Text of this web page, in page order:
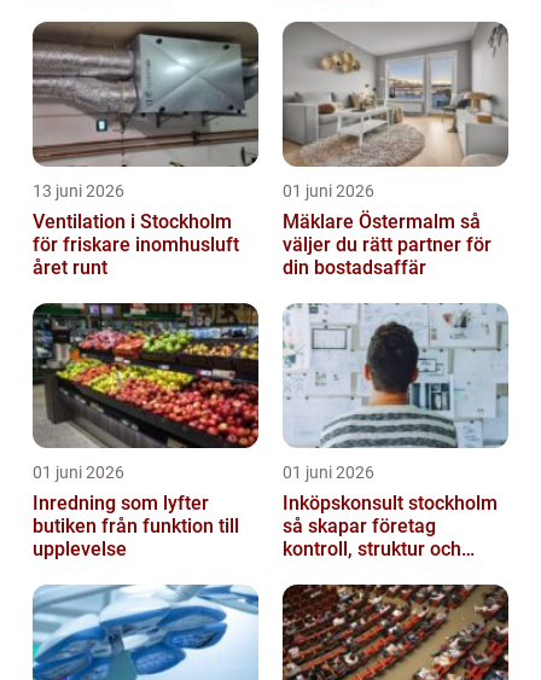
13 juni 2026
Ventilation i Stockholm
för friskare inomhusluft
året runt
01 juni 2026
Mäklare Östermalm så
väljer du rätt partner för
din bostadsaffär
01 juni 2026
Inredning som lyfter
butiken från funktion till
upplevelse
01 juni 2026
Inköpskonsult stockholm
så skapar företag
kontroll, struktur och